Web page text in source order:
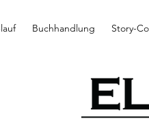
Buchhandlung Story-